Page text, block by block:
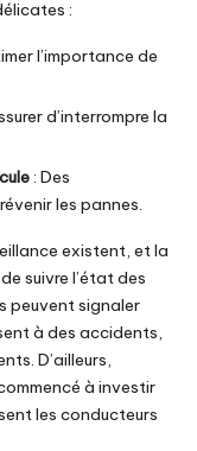
:
l’importance de
d’interrompre la
: Des
les pannes.
existent, et la
suivre l’état des
peuvent signaler
à des accidents,
D’ailleurs,
à investir
les conducteurs